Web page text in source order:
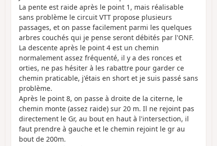
La pente est raide après le point 1, mais réalisable
sans problème le circuit VTT propose plusieurs
passages, et on passe facilement parmi les quelques
arbres couchés qui je pense seront débités par l'ONF.
La descente après le point 4 est un chemin
normalement assez fréquenté, il y a des ronces et
orties, ne pas hésiter à les rabattre pour garder ce
chemin praticable, j'étais en short et je suis passé sans
problème.
Après le point 8, on passe à droite de la citerne, le
chemin monte (assez raide) sur 20 m. Il ne rejoint pas
directement le Gr, au bout en haut à l'intersection, il
faut prendre à gauche et le chemin rejoint le gr au
bout de 200m.